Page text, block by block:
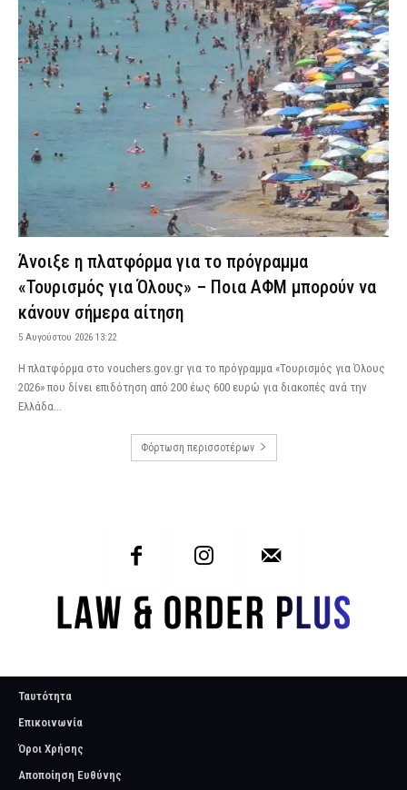
Άνοιξε η πλατφόρμα για το πρόγραμμα
«Τουρισμός για Όλους» – Ποια ΑΦΜ μπορούν να
κάνουν σήμερα αίτηση
5 Αυγούστου 2026 13:22
Η πλατφόρμα στο vouchers.gov.gr για το πρόγραμμα «Τουρισμός για Όλους
2026» που δίνει επιδότηση από 200 έως 600 ευρώ για διακοπές ανά την
Ελλάδα...
Φόρτωση περισσοτέρων
Ταυτότητα
Επικοινωνία
Όροι Χρήσης
Αποποίηση Ευθύνης